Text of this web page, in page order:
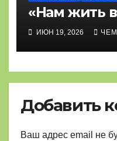
«Нам жить
ИЮН 19, 2026
Добавить
Ваш адрес email не